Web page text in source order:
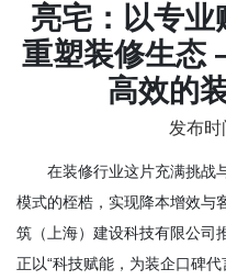
亮宅：以专业
重塑装修生
高效的
发布时
在装修行业这片充满挑战
模式的桎梏，实现降本增效与
筑（上海）建设科技有限公司
正以“科技赋能，为装企口碑